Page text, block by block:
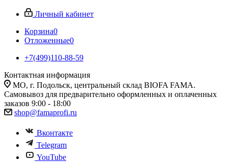
Личный кабинет
Корзина0
Отложенные0
+7(499)110-88-59
Контактная информация
МО, г. Подольск, центральный склад BIOFA FAMA.
Самовывоз для предварительно оформленных и оплаченных
заказов 9:00 - 18:00
shop@famaprofi.ru
Вконтакте
Telegram
YouTube